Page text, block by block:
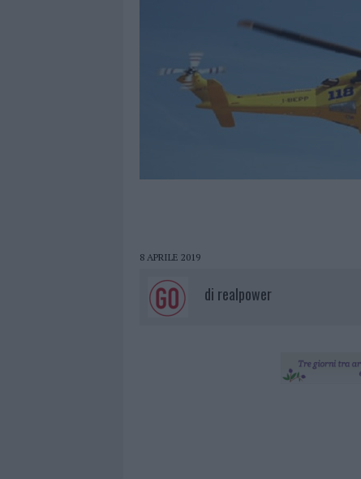
8 APRILE 2019
di realpower